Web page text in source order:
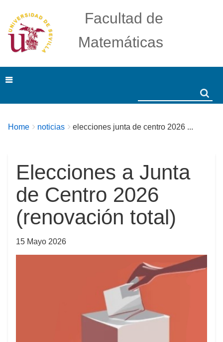
Facultad de
Matemáticas
Breadcrumbs
You
Home noticias elecciones junta de centro 2026 ...
Elecciones a Junta
de Centro 2026
(renovación total)
15 Mayo 2026